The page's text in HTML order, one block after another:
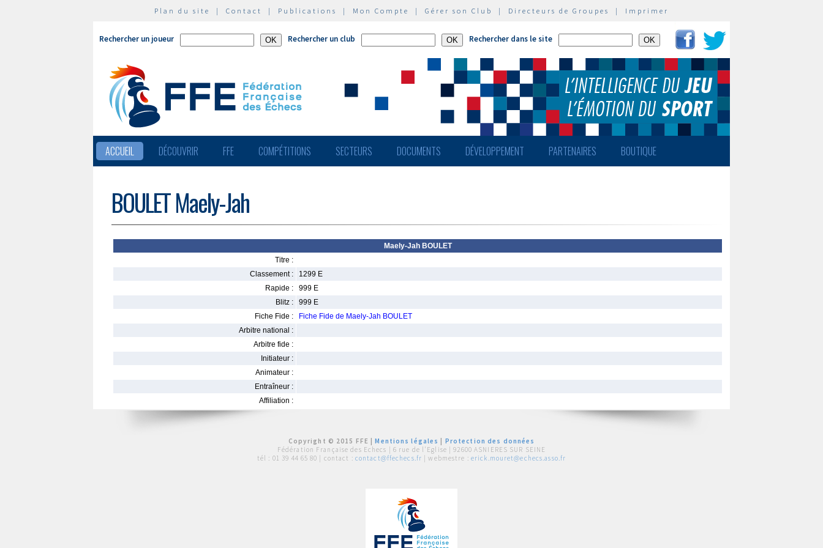
Plan du site | Contact | Publications | Mon Compte | Gérer son Club | Directeurs de Groupes | Imprimer
Rechercher un joueur Rechercher un club Rechercher dans le site
ACCUEIL DÉCOUVRIR FFE COMPÉTITIONS SECTEURS DOCUMENTS DÉVELOPPEMENT PARTENAIRES BOUTIQUE
BOULET Maely-Jah
Maely-Jah BOULET
Titre :
Classement :
1299 E
Rapide :
999 E
Blitz :
999 E
Fiche Fide :
Fiche Fide de Maely-Jah BOULET
Arbitre national :
Arbitre fide :
Initiateur :
Animateur :
Entraîneur :
Affiliation :
Copyright © 2015 FFE |Mentions légales
Protection des données
Fédération Française des Echecs | 6 rue de l'Eglise | 92600 ASNIERES SUR SEINE
tél : 01 39 44 65 80 | contact : contact@ffechecs.fr | webmestre : erick.mouret@echecs.asso.fr